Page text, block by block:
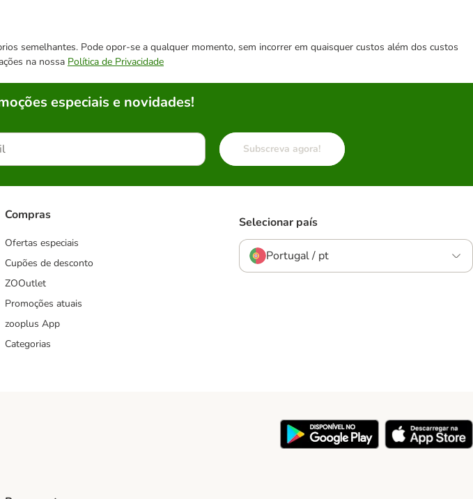
semelhantes. Pode opor-se a qualquer momento, sem incorrer em quaisquer custos além dos custos
na nossa Política de Privacidade
especiais e novidades!
Subscreva agora!
Compras
Ofertas especiais
Cupões de desconto
ZOOutlet
Promoções atuais
zooplus App
Categorias
Selecionar país
Portugal / pt